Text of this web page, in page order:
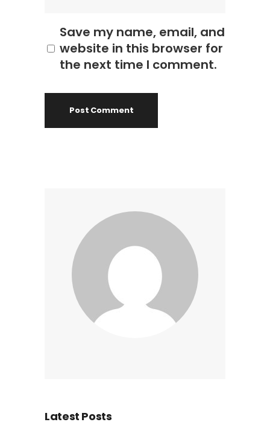
Save my name, email, and
website in this browser for
the next time I comment.
Latest Posts